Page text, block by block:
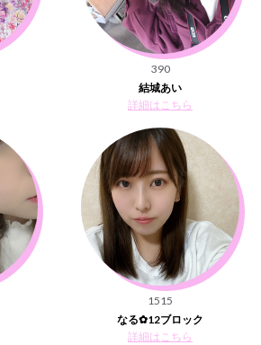
390
結城あい
詳細はこちら
1515
なる✿12ブロック
詳細はこちら